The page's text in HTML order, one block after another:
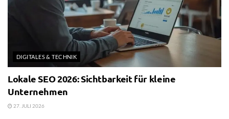
DIGITALES & TECHNIK
Lokale SEO 2026: Sichtbarkeit für kleine
Unternehmen
27. JULI 2026